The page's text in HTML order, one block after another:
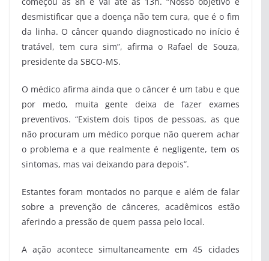
desmistificar que a doença não tem cura, que é o fim
da linha. O câncer quando diagnosticado no início é
tratável, tem cura sim”, afirma o Rafael de Souza,
presidente da SBCO-MS.
O médico afirma ainda que o câncer é um tabu e que
por medo, muita gente deixa de fazer exames
preventivos. “Existem dois tipos de pessoas, as que
não procuram um médico porque não querem achar
o problema e a que realmente é negligente, tem os
sintomas, mas vai deixando para depois”.
Estantes foram montados no parque e além de falar
sobre a prevenção de cânceres, acadêmicos estão
aferindo a pressão de quem passa pelo local.
A ação acontece simultaneamente em 45 cidades